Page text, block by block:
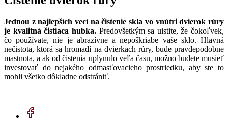
Jednou z najlepších vecí na čistenie skla vo vnútri dvierok rúry
je kvalitná čistiaca hubka. Predovšetkým sa uistite, že čokoľvek,
čo používate, nie je abrazívne a nepoškriabe vaše sklo. Hlavná
nečistota, ktorá sa hromadí na dvierkach rúry, bude pravdepodobne
mastnota, a ak od čistenia uplynulo veľa času, možno budete musieť
investovať do nejakého odmasťovacieho prostriedku, aby ste to
mohli všetko dôkladne odstrániť.